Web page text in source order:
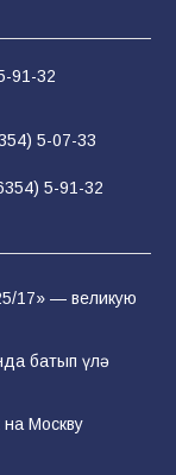
— это
герой
91-32
5-07-33
5-91-32
17» — великую
батып үлә
Москву